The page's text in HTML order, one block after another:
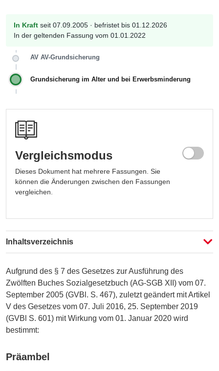
In Kraft seit 07.09.2005 · befristet bis 01.12.2026
In der geltenden Fassung vom 01.01.2022
AV AV-Grundsicherung
Grundsicherung im Alter und bei Erwerbsminderung
Vergleichsmodus
Dieses Dokument hat mehrere Fassungen. Sie
können die Änderungen zwischen den Fassungen
vergleichen.
Fassung auswählen
Fassung auswählen
Inhaltsverzeichnis
Aufgrund des § 7 des Gesetzes zur Ausführung des
Zwölften Buches Sozialgesetzbuch (AG-SGB XII) vom 07.
September 2005 (GVBl. S. 467), zuletzt geändert mit Artikel
V des Gesetzes vom 07. Juli 2016, 25. September 2019
(GVBl S. 601) mit Wirkung vom 01. Januar 2020 wird
bestimmt:
Präambel